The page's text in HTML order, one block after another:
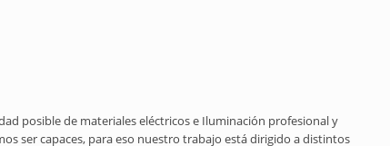
posible de materiales eléctricos e Iluminación profesional y
ser capaces, para eso nuestro trabajo está dirigido a distintos